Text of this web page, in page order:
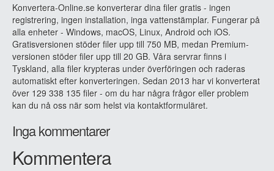
Konvertera-Online.se konverterar dina filer gratis - ingen
registrering, ingen installation, inga vattenstämplar. Fungerar på
alla enheter - Windows, macOS, Linux, Android och iOS.
Gratisversionen stöder filer upp till 750 MB, medan Premium-
versionen stöder filer upp till 20 GB. Våra servrar finns i
Tyskland, alla filer krypteras under överföringen och raderas
automatiskt efter konverteringen. Sedan 2013 har vi konverterat
över 129 338 135 filer - om du har några frågor eller problem
kan du nå oss när som helst via kontaktformuläret.
Inga kommentarer
Kommentera